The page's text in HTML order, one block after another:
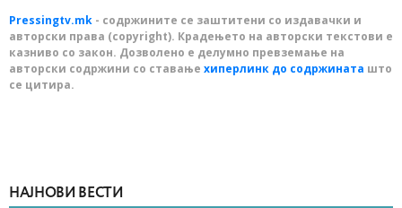
Pressingtv.mk - содржините се заштитени со издавачки и
авторски права (copyright). Крадењето на авторски текстови е
казниво со закон. Дозволено е делумно превземање на
авторски содржини со ставање хиперлинк до содржината што
се цитира.
НАЈНОВИ ВЕСТИ